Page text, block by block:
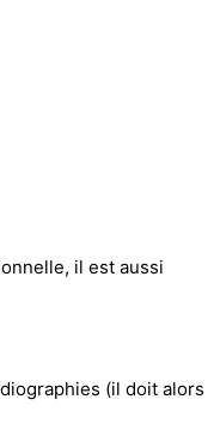
il est aussi
(il doit alors